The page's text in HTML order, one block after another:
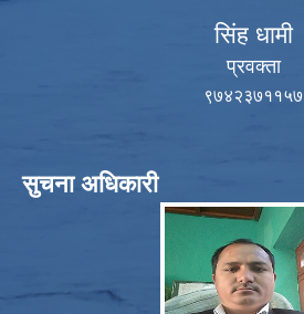
सिंह धामी
प्रवक्ता
९७४२३७११५७
सुचना अधिकारी